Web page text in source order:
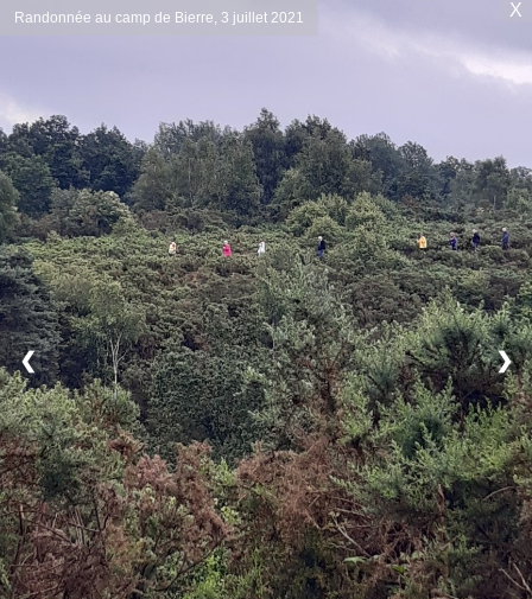
Randonnée au camp de Bierre, 3 juillet 2021 X
❮ ❯